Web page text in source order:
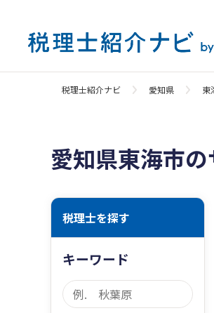
税理士紹介ナビ 愛知県 東
愛知県東海市
税理士を探す
キーワード